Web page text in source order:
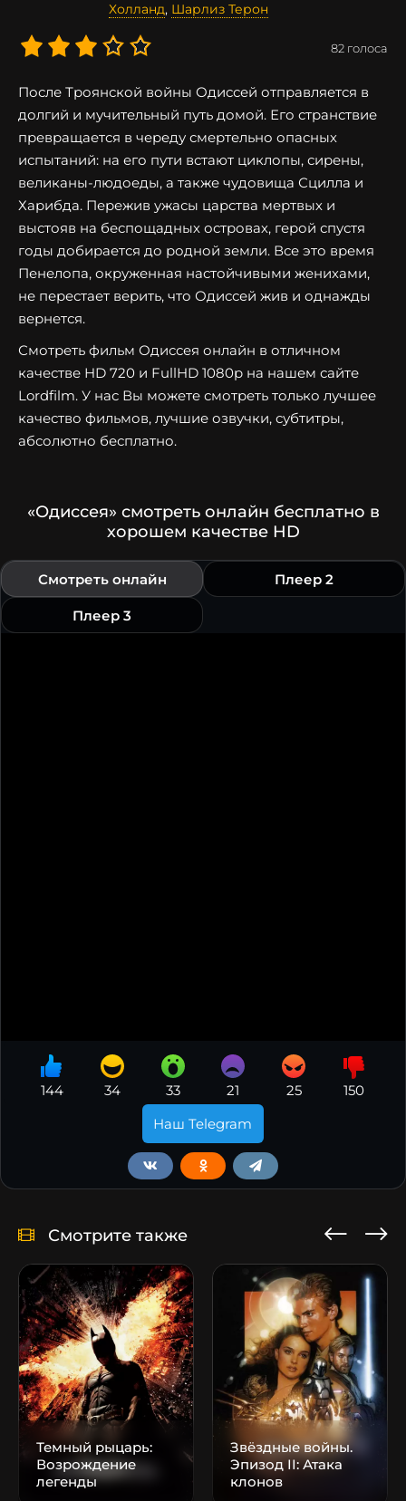
Холланд, Шарлиз Терон
82 голоса
После Троянской войны Одиссей отправляется в
долгий и мучительный путь домой. Его странствие
превращается в череду смертельно опасных
испытаний: на его пути встают циклопы, сирены,
великаны-людоеды, а также чудовища Сцилла и
Харибда. Пережив ужасы царства мертвых и
выстояв на беспощадных островах, герой спустя
годы добирается до родной земли. Все это время
Пенелопа, окруженная настойчивыми женихами,
не перестает верить, что Одиссей жив и однажды
вернется.
Смотреть фильм Одиссея онлайн в отличном
качестве HD 720 и FullHD 1080p на нашем сайте
Lordfilm. У нас Вы можете смотреть только лучшее
качество фильмов, лучшие озвучки, субтитры,
абсолютно бесплатно.
«Одиссея» смотреть онлайн бесплатно в
хорошем качестве HD
Смотреть онлайн Плеер 2
Плеер 3
144 34 33 21 25
150
Наш Telegram
Смотрите также
Темный рыцарь:
Возрождение
легенды
Звёздные войны.
Эпизод II: Атака
клонов